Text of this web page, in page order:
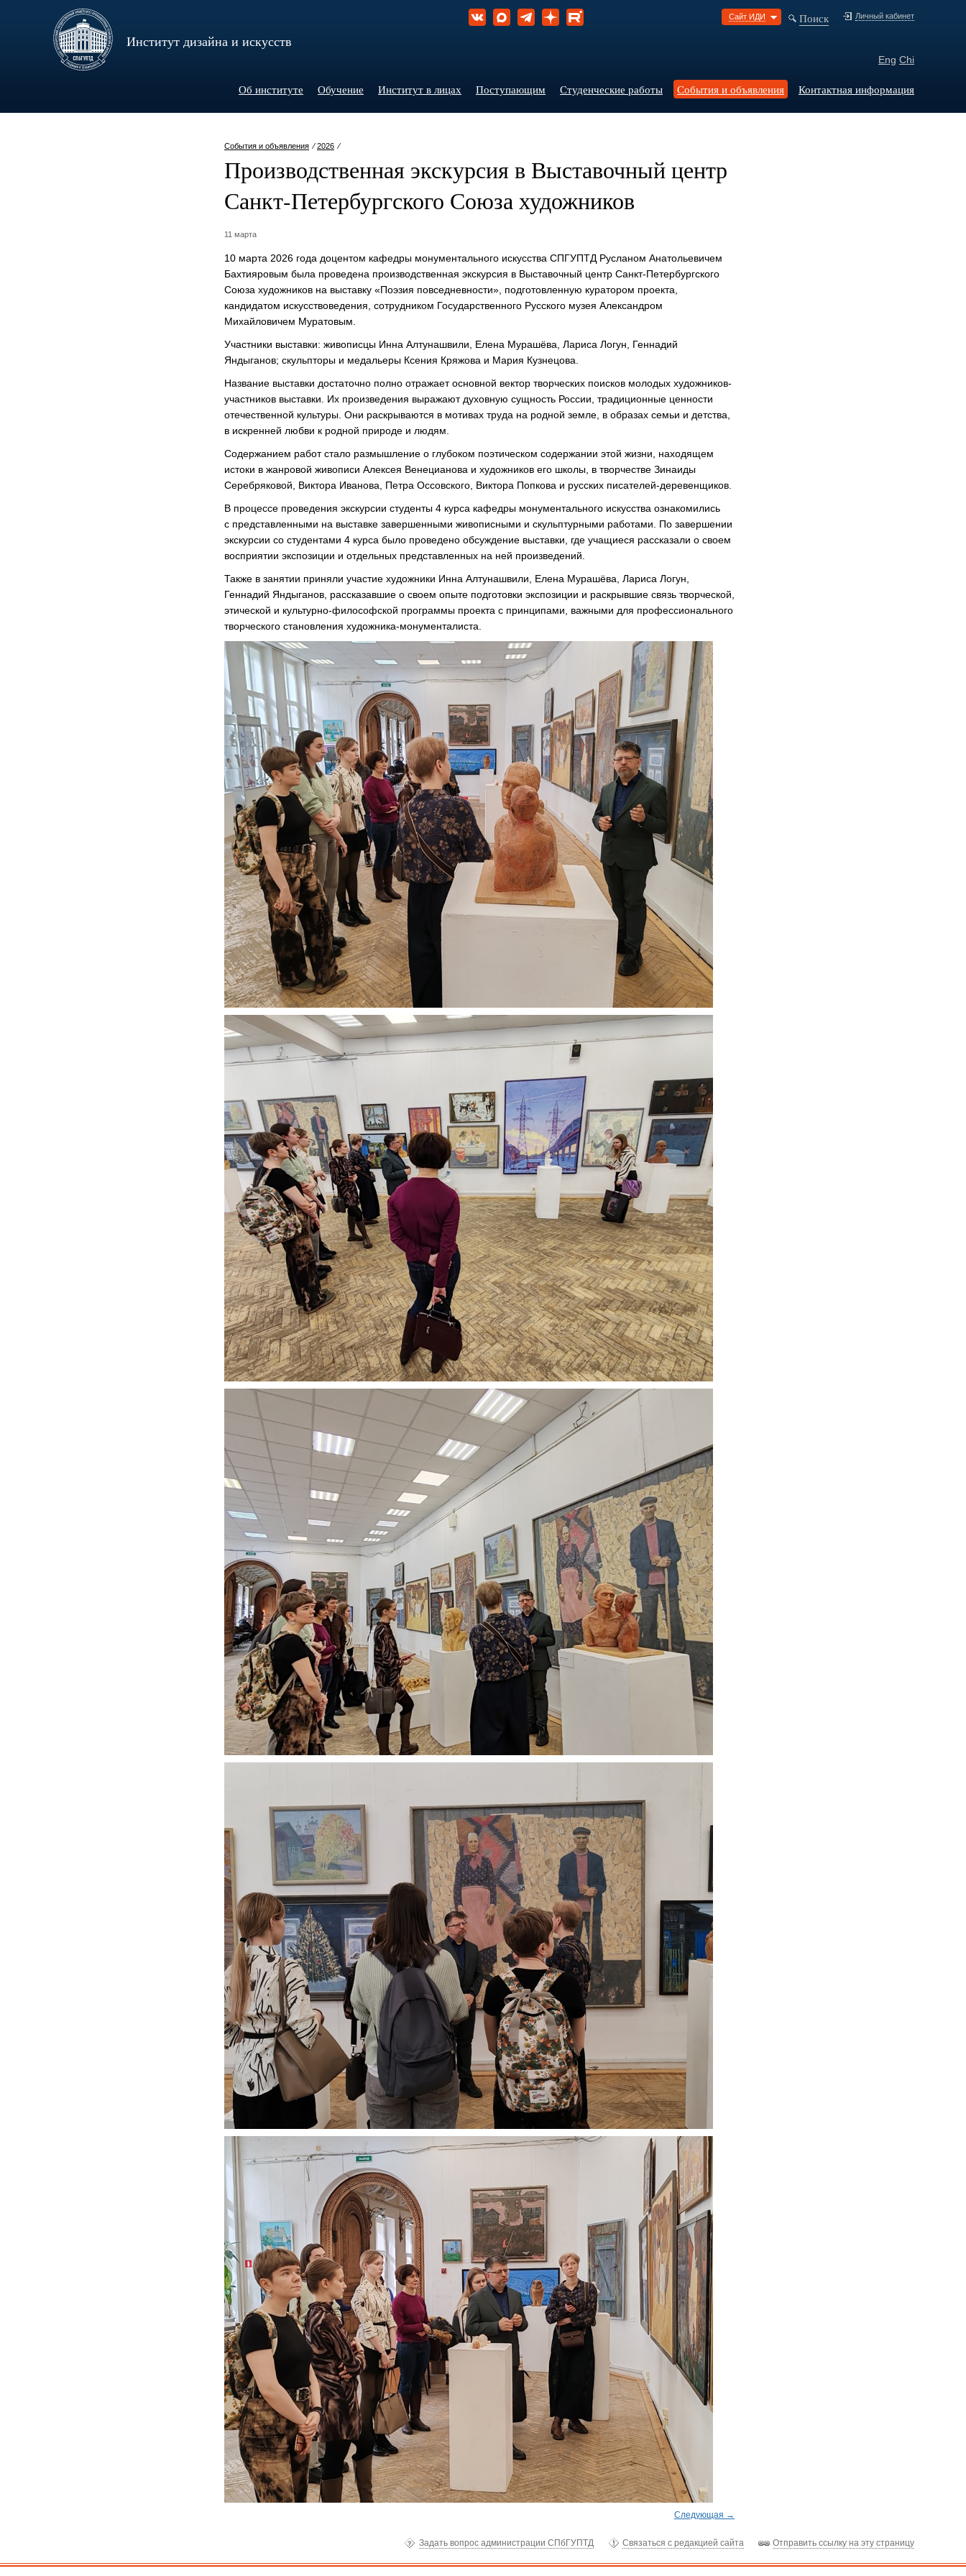
Институт дизайна и искусств
Личный кабинет
Поиск
Сайт ИДИ
Eng Chi
Об институте Обучение Институт в лицах Поступающим Студенческие работы События и объявления Контактная информация
События и объявления ⁄2026 ⁄
Производственная экскурсия в Выставочный центр
Санкт-Петербургского Союза художников
11 марта
10 марта 2026 года доцентом кафедры монументального искусства СПГУПТД Русланом Анатольевичем
Бахтияровым была проведена производственная экскурсия в Выставочный центр Санкт-Петербургского
Союза художников на выставку «Поэзия повседневности», подготовленную куратором проекта,
кандидатом искусствоведения, сотрудником Государственного Русского музея Александром
Михайловичем Муратовым.
Участники выставки: живописцы Инна Алтунашвили, Елена Мурашёва, Лариса Логун, Геннадий
Яндыганов; скульпторы и медальеры Ксения Кряжова и Мария Кузнецова.
Название выставки достаточно полно отражает основной вектор творческих поисков молодых художников-
участников выставки. Их произведения выражают духовную сущность России, традиционные ценности
отечественной культуры. Они раскрываются в мотивах труда на родной земле, в образах семьи и детства,
в искренней любви к родной природе и людям.
Содержанием работ стало размышление о глубоком поэтическом содержании этой жизни, находящем
истоки в жанровой живописи Алексея Венецианова и художников его школы, в творчестве Зинаиды
Серебряковой, Виктора Иванова, Петра Оссовского, Виктора Попкова и русских писателей-деревенщиков.
В процессе проведения экскурсии студенты 4 курса кафедры монументального искусства ознакомились
с представленными на выставке завершенными живописными и скульптурными работами. По завершении
экскурсии со студентами 4 курса было проведено обсуждение выставки, где учащиеся рассказали о своем
восприятии экспозиции и отдельных представленных на ней произведений.
Также в занятии приняли участие художники Инна Алтунашвили, Елена Мурашёва, Лариса Логун,
Геннадий Яндыганов, рассказавшие о своем опыте подготовки экспозиции и раскрывшие связь творческой,
этической и культурно-философской программы проекта с принципами, важными для профессионального
творческого становления художника-монументалиста.
Следующая →
Отправить ссылку на эту страницу
Связаться с редакцией сайта
Задать вопрос администрации СПбГУПТД